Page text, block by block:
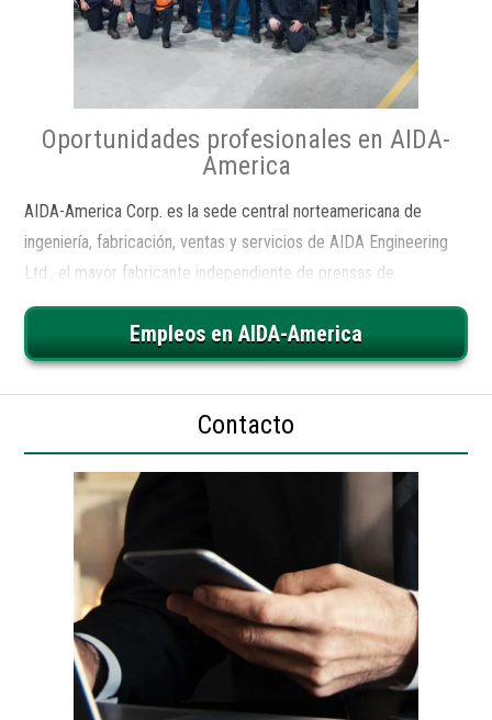
Oportunidades profesionales en AIDA-
America
AIDA-America Corp. es la sede central norteamericana de
ingeniería, fabricación, ventas y servicios de AIDA Engineering
Ltd., el mayor fabricante independiente de prensas de
estampado del mundo con más de $650 millones en ventas
globales. Descubra los puestos que AIDA-America desea cubrir
actualmente.
Empleos en AIDA-America
Contacto